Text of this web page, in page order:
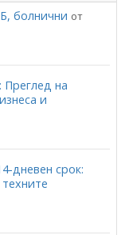
болнични от
Преглед на
и
дневен срок: